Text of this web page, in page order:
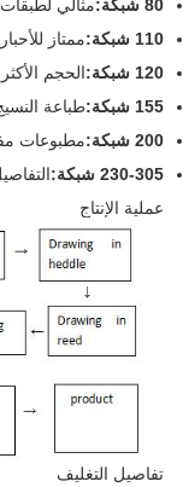
80 شبكة:
مثالي لطبقات
110 شبكة:
ممتاز
120 شبكة:
الحجم الأكثر
155 شبكة:
طباعة
200 شبكة:
مطبوعات
230-305 شبكة:
عملية الإنتاج
تفاصيل التغليف